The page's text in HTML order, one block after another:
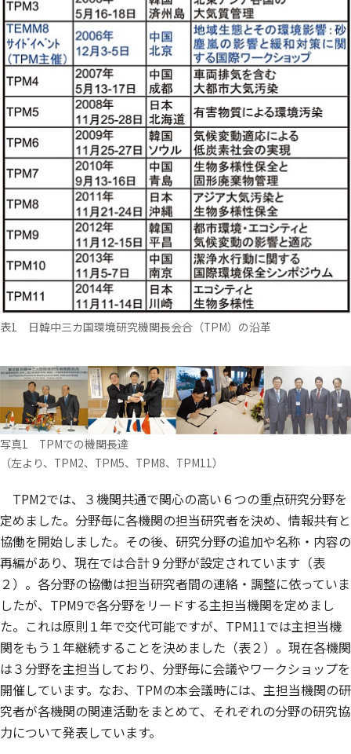
表1 日韓中三カ国環境研究機関長会合（TPM）の沿革
写真1 TPMでの機関長達
（左より、TPM2、TPM5、TPM8、TPM11）
TPM2では、３機関共通で関心の高い６つの重点研究分野を
定めました。分野毎に各機関の担当研究者を決め、情報共有と
協働を開始しました。その後、研究分野の追加や名称・内容の
再編があり、現在では合計９分野が設定されています（表
２）。各分野の協働は担当研究者間の連絡・調整に依っていま
したが、TPM9で各分野をリードする主担当機関を定めまし
た。これは原則１年で交代可能ですが、TPM11では主担当機
関をもう１年継続することを決めました（表２）。現在各機関
は３分野を主担当しており、分野毎に会議やワークショップを
開催しています。なお、TPMの本会議時には、主担当機関の研
究者が各機関の関連活動をまとめて、それぞれの分野の研究協
力について発表しています。